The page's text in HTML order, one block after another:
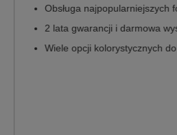
Obsługa najpopularniejszych
2 lata gwarancji i darmowa
Wiele opcji kolorystycznych